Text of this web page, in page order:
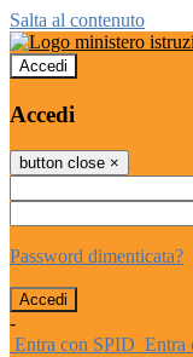
Salta al contenuto
Accedi
Accedi
button close ×
Password dimenticata?
-
Entra con SPID Entra